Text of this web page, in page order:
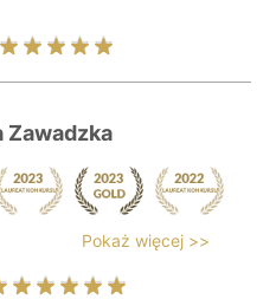
Zawadzka
Pokaż więcej >>